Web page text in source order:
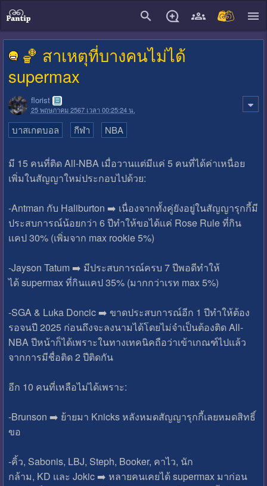
🏀 สาเหตุที่บางคนไม่ได้
supermax
florist
25 พฤษภาคม 2567 เวลา 00:25:24 น.
บาสเกตบอล กีฬา NBA
มี 15 คนที่ติด All-NBA เมื่อวานเเต่มีเเค่ 5 คนที่ได้ค่าเหนื่อย
เพิ่มในสัญญาใหม่ประกอบไปด้วย:
-Antman กับ Haliburton ➡️ เนื่องจากทั้งคู่ยังอยู่ในสัญญารุกกี้มี
ประสบการณ์น้อยกว่า 6 ปีทําให้ขอได้เเค่ Rose Rule ที่กิน
เเคป 30% (เพิ่มจาก max rookie 5%)
-Jayson Tatum ➡️ มีประสบการณ์ครบ 7 ปีพอดีทําให้
ได้ supermax ที่กินเเคป 35% (มากกว่าเรท max 5%)
-SGA & Luka Doncic ➡️ ขาดประสบการณ์อีก 1 ปีทําให้ต้อง
รอจนปี 2025 ก่อนถึงจะลงนามได้โดยไม่จําเป็นต้องติด All-
NBA ปีหน้าก็ได้เพราะในทางเทคนิคถือว่าเข้าเกณฑ์ไปเเล้ว
จากการมีชื่อติด 2 ปีติดกัน
อีก 10 คนที่เหลือไม่ได้เพราะ:
-Brunson ➡️ ย้ายมา Knicks หลังหมดสัญญารุกกี้เลยหมดสิทธิ์
ขอ
-คิ้ว, Sabonis, LBJ, Steph, Booker, คาไว, นัก
กล้าม, KD เเละ Jokic ➡️ หลายคนเคยได้ supermax มาก่อน
close